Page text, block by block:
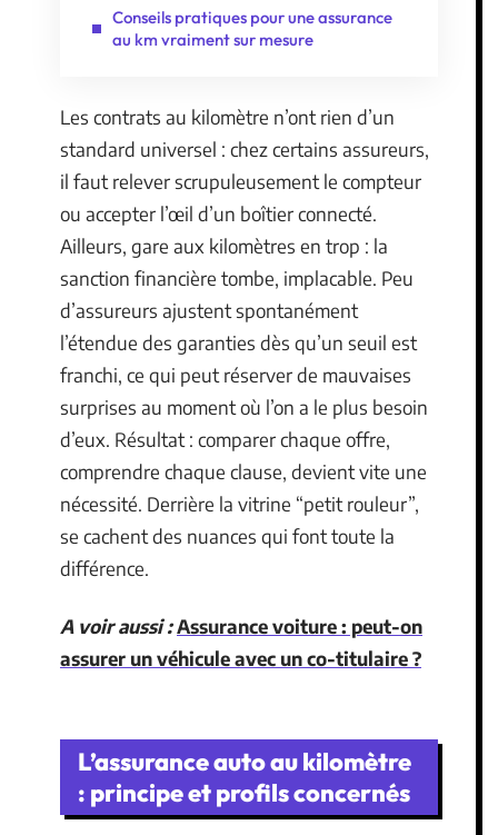
Conseils pratiques pour une assurance
au km vraiment sur mesure
Les contrats au kilomètre n’ont rien d’un
standard universel : chez certains assureurs,
il faut relever scrupuleusement le compteur
ou accepter l’œil d’un boîtier connecté.
Ailleurs, gare aux kilomètres en trop : la
sanction financière tombe, implacable. Peu
d’assureurs ajustent spontanément
l’étendue des garanties dès qu’un seuil est
franchi, ce qui peut réserver de mauvaises
surprises au moment où l’on a le plus besoin
d’eux. Résultat : comparer chaque offre,
comprendre chaque clause, devient vite une
nécessité. Derrière la vitrine “petit rouleur”,
se cachent des nuances qui font toute la
différence.
A voir aussi :Assurance voiture : peut-on
assurer un véhicule avec un co-titulaire ?
L’assurance auto au kilomètre
: principe et profils concernés